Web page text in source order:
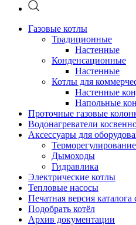
Газовые котлы
Традиционные
Настенные
Конденсационные
Настенные
Котлы для
Настенные
Напольные
Проточные газовые
Водонагреватели
Аксессуары для
Терморегулирование
Дымоходы
Гидравлика
Электрические котлы
Тепловые насосы
Печатная версия каталога
Подобрать котёл
Архив документации